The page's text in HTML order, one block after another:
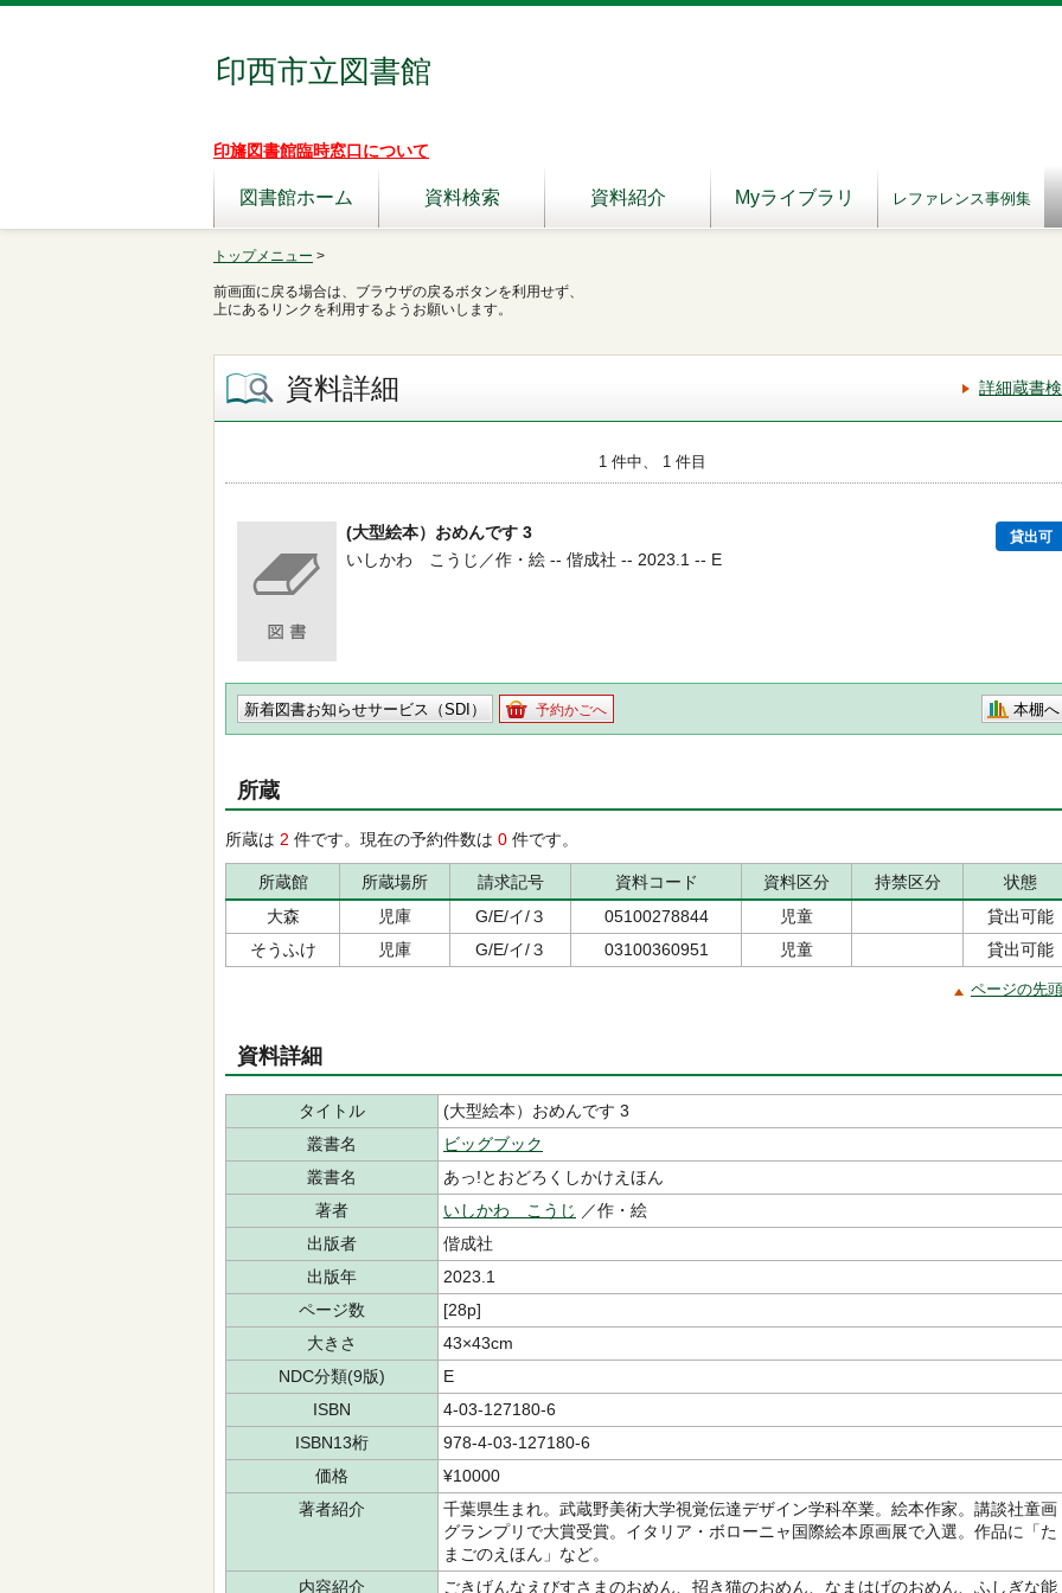
印西市立図書館
印旛図書館臨時窓口について
図書館ホーム 資料検索 資料紹介 Myライブラリ レファレンス事例集
トップメニュー >
前画面に戻る場合は、ブラウザの戻るボタンを利用せず、
上にあるリンクを利用するようお願いします。
資料詳細 詳細蔵書
1 件中、 1 件目
(大型絵本）おめんです 3 貸出可
いしかわ こうじ／作・絵 -- 偕成社 -- 2023.1 -- E
新着図書お知らせサービス（SDI） 予約かごへ 本棚へ
所蔵
所蔵は 2 件です。現在の予約件数は 0 件です。
所蔵館 所蔵場所 請求記号 資料コード 資料区分 持禁区分
状態
大森
児庫 G/E/イ/３ 05100278844 児童
貸出可能
そうふけ
児庫 G/E/イ/３ 03100360951 児童 貸出可能
ページの先
資料詳細
タイトル
(大型絵本）おめんです 3
叢書名
ビッグブック
叢書名
あっ!とおどろくしかけえほん
著者
いしかわ こうじ ／作・絵
出版者
偕成社
出版年
2023.1
ページ数
[28p]
大きさ
43×43cm
NDC分類(9版)
E
ISBN
4-03-127180-6
ISBN13桁
978-4-03-127180-6
価格
¥10000
著者紹介
千葉県生まれ。武蔵野美術大学視覚伝達デザイン学科卒業。絵本作家。講談社童画
グランプリで大賞受賞。イタリア・ボローニャ国際絵本原画展で入選。作品に「た
まごのえほん」など。
内容紹介
ごきげんなえびすさまのおめん、招き猫のおめん、なまはげのおめん、ふしぎな能